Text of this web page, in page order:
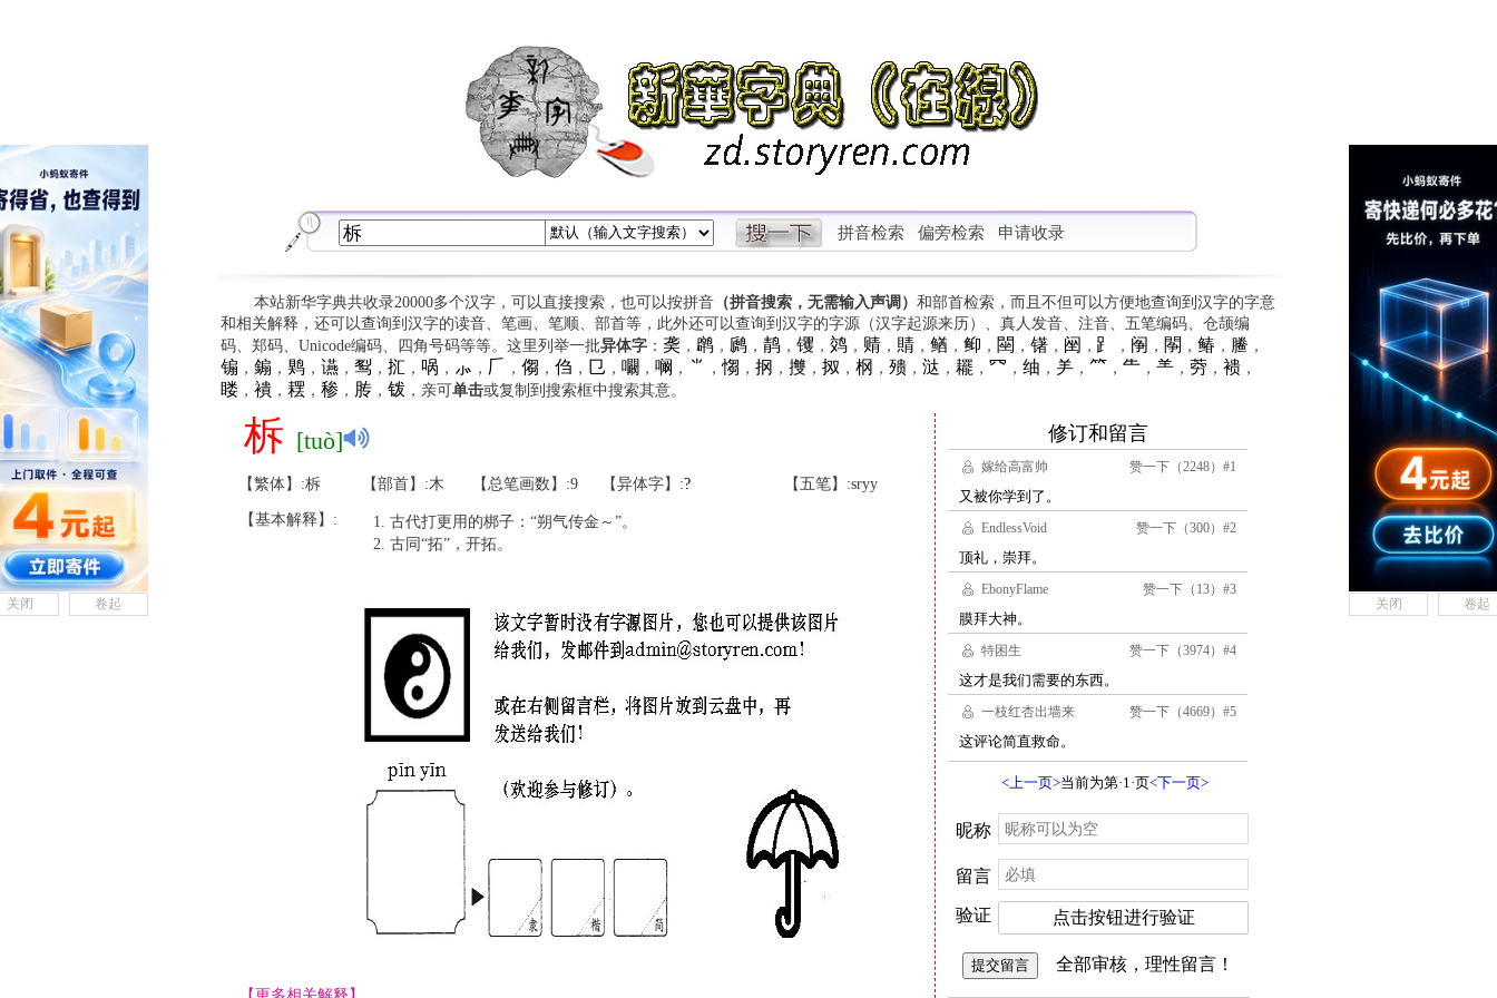
拼音检索 偏旁检索 申请收录
本站新华字典共收录20000多个汉字，可以直接搜索，也可以按拼音（拼音搜索，无需输入声调） 和部首检索，而且不但可以方便地查询到汉字的字意
和相关解释，还可以查询到汉字的读音、笔画、笔顺、部首等，此外还可以查询到汉字的字源（汉字起源来历）、真人发音、注音、五笔编码、仓颉编
码、郑码、Unicode编码、四角号码等等。这里列举一批异体字： 䶮 ， 䴙， 䴘， 䴖， 䦆， 䴔， 䞍， 䝼， 䲡 ， 䲟 ， 䦟 ， 䦃， 䦷 ， ⻊ ， 䦶 ， 䦛 ， 䲠 ， 䲢 ，
䦂 ， 䥇 ， 䴗， 䜩， 䴕， 㧟 ， 㖞 ， ⺗ ， 𠂆 ， 㑳 ， 㑇 ， 㔾 ， 㘚 ， 㘎 ， ⺌ ， 㥮 ， 㧏 ， 㩳， 㧐 ， 㭎 ， 㱮， 㳠 ， 䎱 ， ⺳ ， 䌷 ， ⺶， ⺮ ， ⺧， ⺷， 䓖， 䙌，
䁖， 䙡， 䎬 ， 䅟， 䏝， 䥽，亲可单击或复制到搜索框中搜索其意。
柝 [tuò]
【繁体】:柝 【部首】:木 【总笔画数】:9 【异体字】:? 【五笔】:sryy
【基本解释】:
古代打更用的梆子：“朔气传金～”。
古同“拓”，开拓。
关闭 卷起 关闭 卷起